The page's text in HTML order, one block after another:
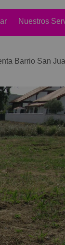
Nuestros
Barrio San